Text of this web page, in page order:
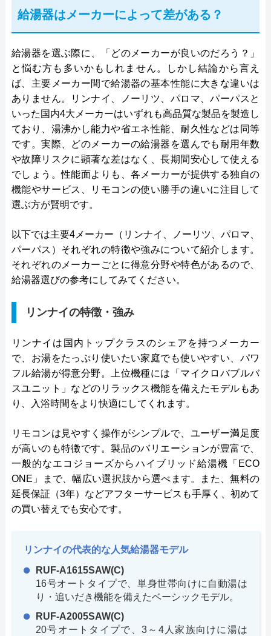
給湯器はメーカーによって差がある？
給湯器を選ぶ際に、「どのメーカーが良いのだろう？」
と悩む方も多いかもしれません。しかし結論から言え
ば、主要メーカー間で給湯器の基本性能に大きな違いは
ありません。リンナイ、ノーリツ、パロマ、パーパスと
いった国内4大メーカーはいずれも高品質な製品を製造し
ており、湯沸かし能力や省エネ性能、耐久性などは同等
です。実際、どのメーカーの給湯器を選んでも耐用年数
や故障リスクに顕著な差はなく、長期間安心して使える
でしょう。性能面よりも、各メーカーが提供する独自の
機能やサービス、リモコンの使い勝手の違いに注目して
選ぶ方が賢明です。
以下では主要4メーカー（リンナイ、ノーリツ、パロマ、
パーパス）それぞれの特徴や強みについて紹介します。
それぞれのメーカーごとに得意分野や特色があるので、
給湯器選びの参考にしてみてください。
リンナイの特徴・強み
リンナイは国内トップクラスのシェアを持つメーカー
で、お湯をたっぷり使いたい家庭でも使いやすい、パワ
フル給湯が得意分野。上位機種には「マイクロバブルバ
スユニット」などのリラックス機能を備えたモデルもあ
り、入浴時間をより快適にしてくれます。
リモコンは見やすく操作がシンプルで、ユーザー満足度
が高いのも特徴です。製品のバリエーションが豊富で、
一般的なエコジョーズからハイブリッド給湯機「ECO
ONE」まで、幅広い選択肢から選べます。また、無料の
延長保証（3年）などアフターサービスも手厚く、初めて
の買い替えでも安心です。
リンナイの代表的な人気給湯器モデル
RUF-A1615SAW(C)
16号オートタイプで、単身世帯向けに自動湯は
り・追いだき機能を備えたベーシックモデル。
RUF-A2005SAW(C)
20号オートタイプで、3～4人家族向けに湯は